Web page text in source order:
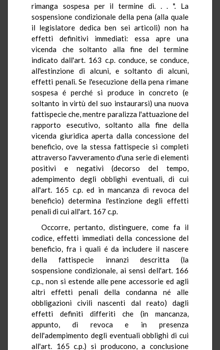
rimanga sospesa per il termine di. . . ". La
sospensione condizionale della pena (alla quale
il legislatore dedica ben sei articoli) non ha
effetti definitivi immediati: essa apre una
vicenda che soltanto alla fine del termine
indicato dall'art. 163 c.p. conduce, se conduce,
all'estinzione di alcuni, e soltanto di alcuni,
effetti penali. Se l'esecuzione della pena rimane
sospesa é perché si produce in concreto (e
soltanto in virtù del suo instaurarsi) una nuova
fattispecie che, mentre paralizza l'attuazione del
rapporto esecutivo, soltanto alla fine della
vicenda giuridica aperta dalla concessione del
beneficio, ove la stessa fattispecie si completi
attraverso l'avveramento d'una serie di elementi
positivi e negativi (decorso del tempo,
adempimento degli obblighi eventuali, di cui
all'art. 165 c.p. ed in mancanza di revoca del
beneficio) determina l'estinzione degli effetti
penali di cui all'art. 167 c.p.
Occorre, pertanto, distinguere, come fa il
codice, effetti immediati della concessione del
beneficio, fra i quali é da includere il nascere
della fattispecie innanzi descritta (la
sospensione condizionale, ai sensi dell'art. 166
c.p., non si estende alle pene accessorie ed agli
altri effetti penali della condanna né alle
obbligazioni civili nascenti dal reato) dagli
effetti definiti differiti che (in mancanza,
appunto, di revoca e in presenza
dell'adempimento degli eventuali obblighi di cui
all'art. 165 c.p.) si producono, a conclusione